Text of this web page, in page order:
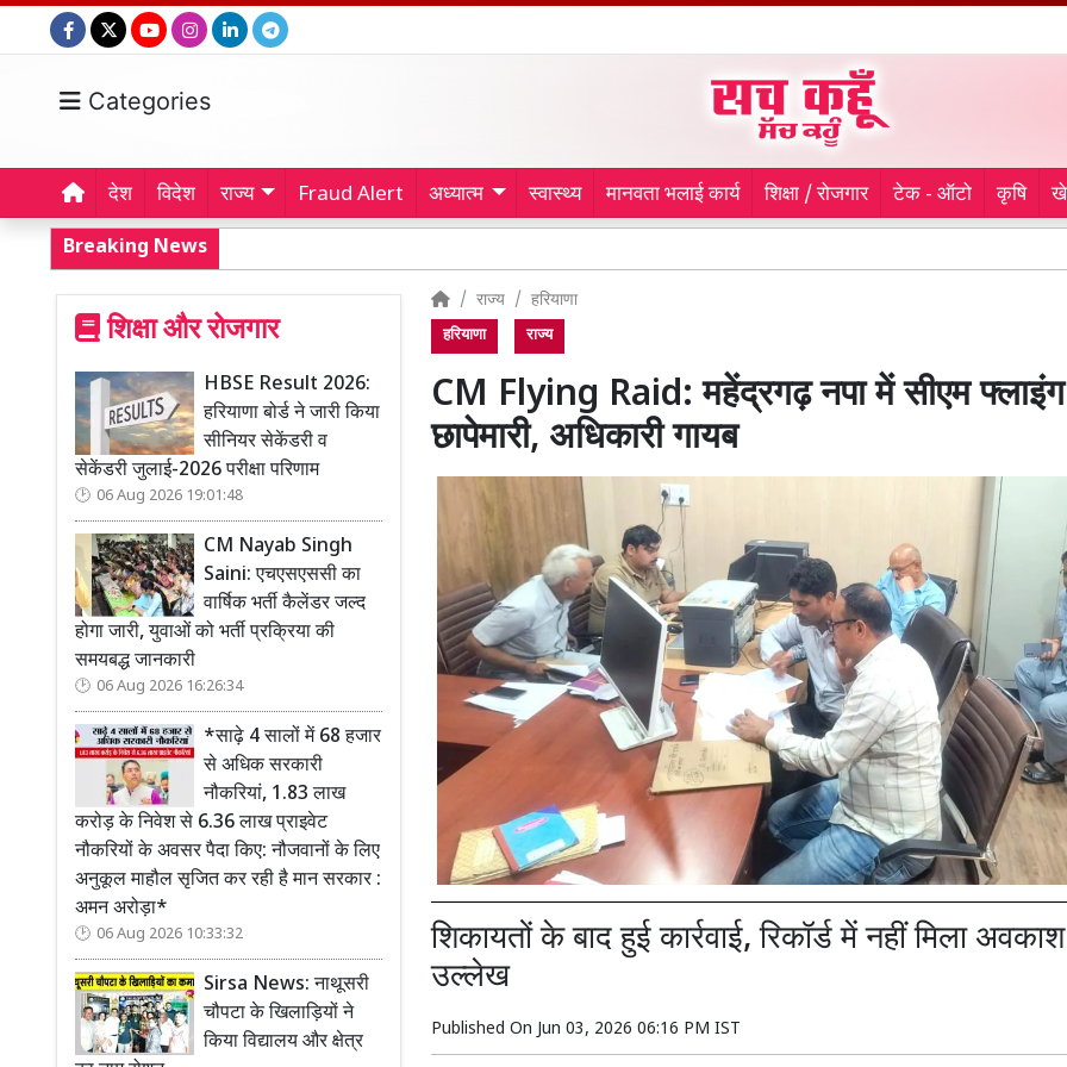
Categories
देश विदेश राज्य Fraud Alert अध्यात्म स्वास्थ्य मानवता भलाई कार्य शिक्षा / रोजगार टेक - ऑटो कृषि
Breaking News
शिक्षा और रोजगार
HBSE Result 2026:
हरियाणा बोर्ड ने जारी किया
सीनियर सेकेंडरी व
सेकेंडरी जुलाई-2026 परीक्षा परिणाम
06 Aug 2026 19:01:48
CM Nayab Singh
Saini: एचएसएससी का
वार्षिक भर्ती कैलेंडर जल्द
होगा जारी, युवाओं को भर्ती प्रक्रिया की
समयबद्ध जानकारी
06 Aug 2026 16:26:34
*साढ़े 4 सालों में 68 हजार
से अधिक सरकारी
नौकरियां, 1.83 लाख
करोड़ के निवेश से 6.36 लाख प्राइवेट
नौकरियों के अवसर पैदा किए: नौजवानों के लिए
अनुकूल माहौल सृजित कर रही है मान सरकार :
अमन अरोड़ा*
06 Aug 2026 10:33:32
Sirsa News: नाथूसरी
चौपटा के खिलाड़ियों ने
किया विद्यालय और क्षेत्र
राज्य हरियाणा
हरियाणा राज्य
CM Flying Raid: महेंद्रगढ़ नपा में सीएम
छापेमारी, अधिकारी गायब
शिकायतों के बाद हुई कार्रवाई, रिकॉर्ड में नहीं मिला
उल्लेख
Published On Jun 03, 2026 06:16 PM IST